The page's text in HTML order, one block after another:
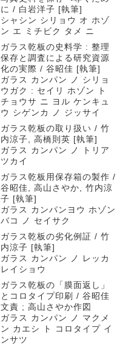
に / 白岩洋子 [執筆]
シャシン シリョウ オ ホゾ
ン エ ミチビク タメ ニ
ガラス乾板の史料学 : 整理
保存と調査による研究資源
化の実際 / 谷昭佳 [執筆]
ガラス カンパン ノ シリョ
ウガク : セイリ ホゾン ト
チョウサ ニ ヨル ケンキュ
ウ シゲンカ ノ ジッサイ
ガラス乾板の取り扱い / 竹
内涼子, 高橋則英 [執筆]
ガラス カンパン ノ トリア
ツカイ
ガラス乾板用保存箱の製作 /
谷昭佳, 高山さやか, 竹内涼
子 [執筆]
ガラス カンパンヨウ ホゾン
バコ ノ セイサク
ガラス乾板の劣化例証 / 竹
内涼子 [執筆]
ガラス カンパン ノ レッカ
レイショウ
ガラス乾板の「膜面返し」
とコロタイプ印刷 / 谷昭佳
文責 ; 高山さやか作図
ガラス カンパン ノ マクメ
ン カエシ ト コロタイプ イ
ンサツ